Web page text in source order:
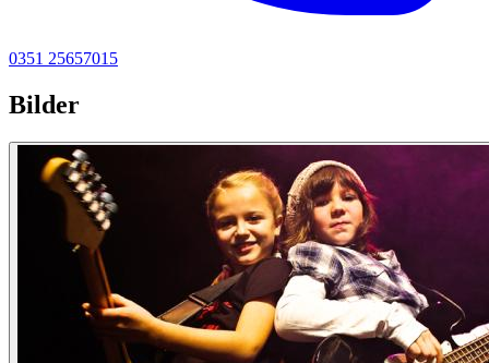
0351 25657015
Bilder